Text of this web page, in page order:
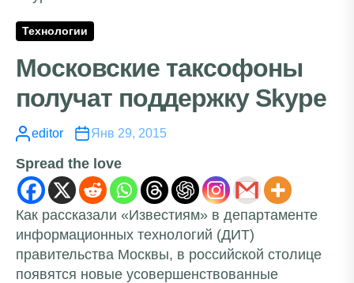
Технологии
Московские таксофоны
получат поддержку Skype
editor Янв 29, 2015
Spread the love
Как рассказали «Известиям» в департаменте
информационных технологий (ДИТ)
правительства Москвы, в российской столице
появятся новые усовершенствованные